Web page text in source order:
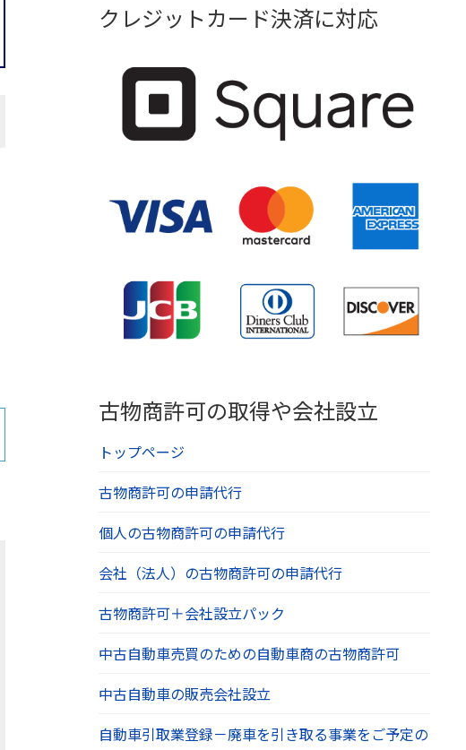
クレジットカード決済に対応
古物商許可の取得や会社設立
トップページ
古物商許可の申請代行
個人の古物商許可の申請代行
会社（法人）の古物商許可の申請代行
古物商許可＋会社設立パック
中古自動車売買のための自動車商の古物商許可
中古自動車の販売会社設立
自動車引取業登録－廃車を引き取る事業をご予定の